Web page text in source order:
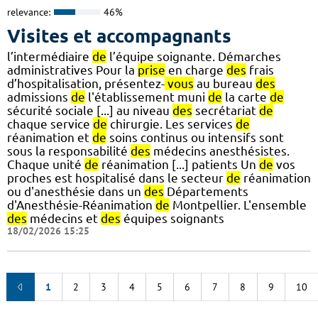
relevance: 46%
Visites et accompagnants
l’intermédiaire de l’équipe soignante. Démarches
administratives Pour la prise en charge des frais
d’hospitalisation, présentez- vous au bureau des
admissions de l'établissement muni de la carte de
sécurité sociale [...] au niveau des secrétariat de
chaque service de chirurgie. Les services de
réanimation et de soins continus ou intensifs sont
sous la responsabilité des médecins anesthésistes.
Chaque unité de réanimation [...] patients Un de vos
proches est hospitalisé dans le secteur de réanimation
ou d'anesthésie dans un des Départements
d'Anesthésie-Réanimation de Montpellier. L'ensemble
des médecins et des équipes soignants
18/02/2026 15:25
1 2 3 4 5 6 7 8 9 10